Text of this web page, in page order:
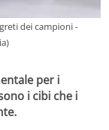
dei campioni -
per i
i cibi che i